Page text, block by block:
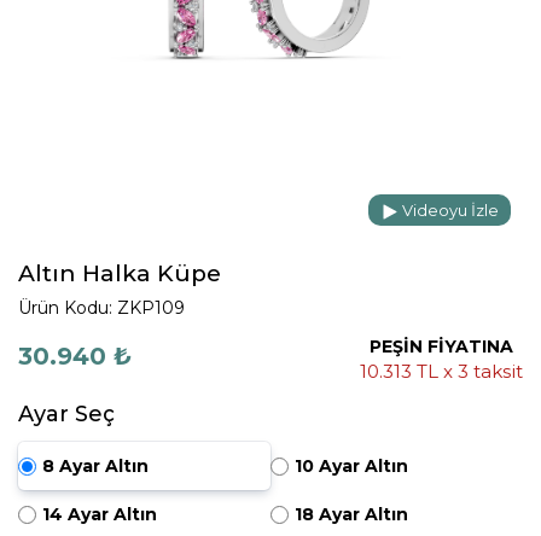
Videoyu İzle
Altın Halka Küpe
Ürün Kodu: ZKP109
30.940 ₺ PEŞİN FİYATINA
10.313 TL x 3 taksit
Ayar Seç
8 Ayar Altın 10 Ayar Altın
14 Ayar Altın 18 Ayar Altın